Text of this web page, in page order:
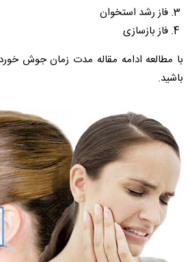
فاز رشد استخوان
فاز بازسازی
با مطالعه ادامه مقاله مدت زمان جوش
باشید.